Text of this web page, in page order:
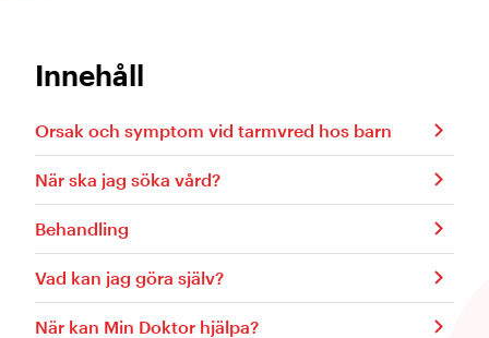
Innehåll
​Orsak och symptom vid tarmvred hos barn
När ska jag söka vård?
Behandling
Vad kan jag göra själv?
När kan Min Doktor hjälpa?